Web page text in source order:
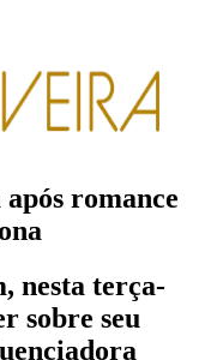
romance
nesta terça-
sobre seu